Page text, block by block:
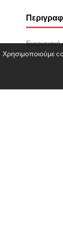
Χρησιμοποιούμε